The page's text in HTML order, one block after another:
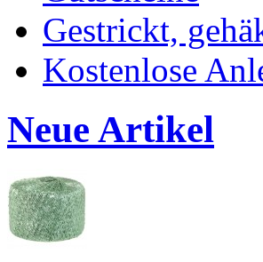
Gestrickt,
Kostenlose
Neue Artikel